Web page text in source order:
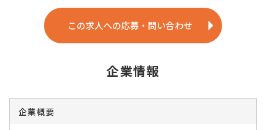
この求人への応募・問い合わせ
企業情報
企業概要